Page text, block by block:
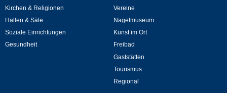
Mitarbeiter
Stellenangebote
Kirchen & Religionen
Hallen & Säle
Soziale Einrichtungen
Gesundheit
Vereine
Nagelmuseum
Kunst im Ort
Freibad
Gaststätten
Tourismus
Regional